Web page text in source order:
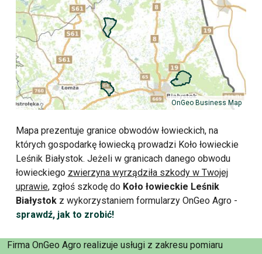
OnGeo Business Map
Mapa prezentuje granice obwodów łowieckich, na
których gospodarkę łowiecką prowadzi Koło łowieckie
Leśnik Białystok. Jeżeli w granicach danego obwodu
łowieckiego zwierzyna wyrządziła szkody w Twojej
uprawie, zgłoś szkodę do Koło łowieckie Leśnik
Białystokz wykorzystaniem formularzy OnGeo Agro -
sprawdź, jak to zrobić!
Firma OnGeo Agro realizuje usługi z zakresu pomiaru